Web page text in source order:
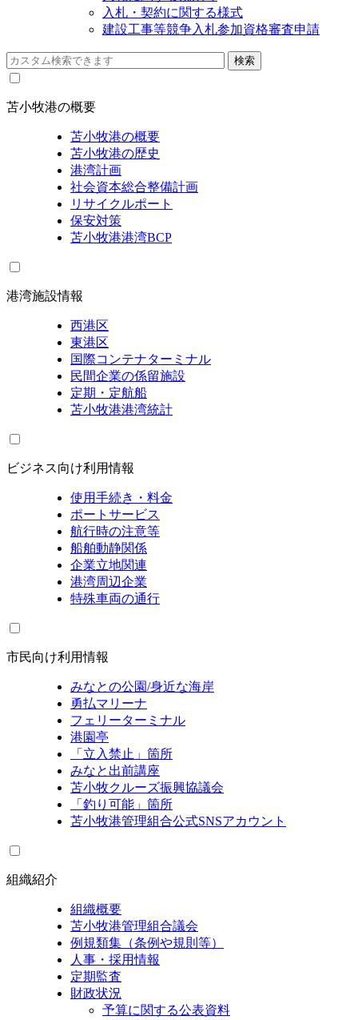
入札・契約に関する様式
建設工事等競争入札参加資格審査申請
苫小牧港の概要
苫小牧港の概要
苫小牧港の歴史
港湾計画
社会資本総合整備計画
リサイクルポート
保安対策
苫小牧港港湾BCP
港湾施設情報
西港区
東港区
国際コンテナターミナル
民間企業の係留施設
定期・定航船
苫小牧港港湾統計
ビジネス向け利用情報
使用手続き・料金
ポートサービス
航行時の注意等
船舶動静関係
企業立地関連
港湾周辺企業
特殊車両の通行
市民向け利用情報
みなとの公園/身近な海岸
勇払マリーナ
フェリーターミナル
港園亭
「立入禁止」箇所
みなと出前講座
苫小牧クルーズ振興協議会
「釣り可能」箇所
苫小牧港管理組合公式SNSアカウント
組織紹介
組織概要
苫小牧港管理組合議会
例規類集（条例や規則等）
人事・採用情報
定期監査
財政状況
予算に関する公表資料